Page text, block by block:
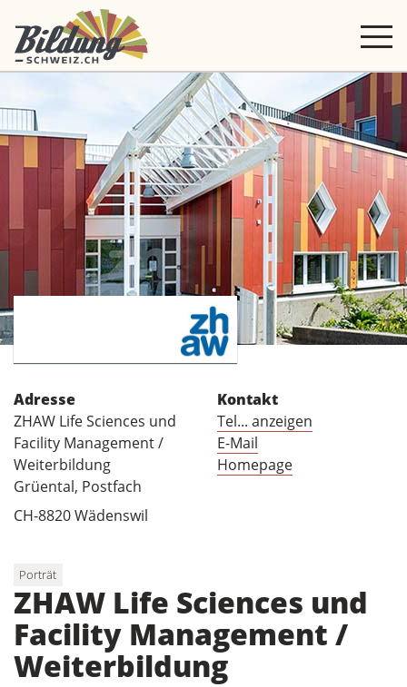
Adresse
ZHAW Life Sciences und
Facility Management /
Weiterbildung
Grüental, Postfach
CH-8820 Wädenswil
Kontakt
Tel... anzeigen
E-Mail
Homepage
Porträt
ZHAW Life Sciences und
Facility Management /
Weiterbildung